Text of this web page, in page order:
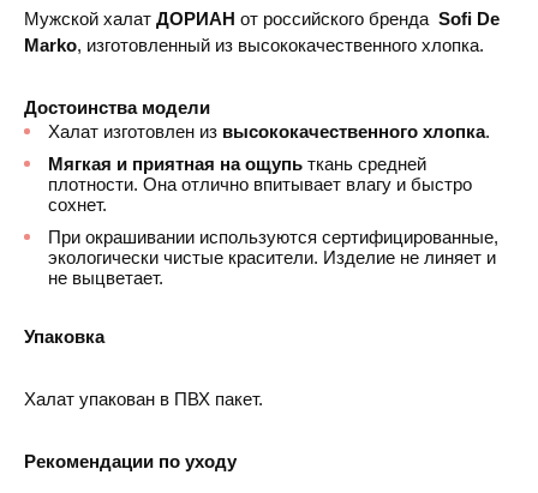
Мужской халат ДОРИАН от российского бренда Sofi De
Marko, изготовленный из высококачественного хлопка.
Достоинства модели
Халат изготовлен из высококачественного хлопка.
Мягкая и приятная на ощупь ткань средней
плотности. Она отлично впитывает влагу и быстро
сохнет.
При окрашивании используются сертифицированные,
экологически чистые красители. Изделие не линяет и
не выцветает.
Упаковка
Халат упакован в ПВХ пакет.
Рекомендации по уходу